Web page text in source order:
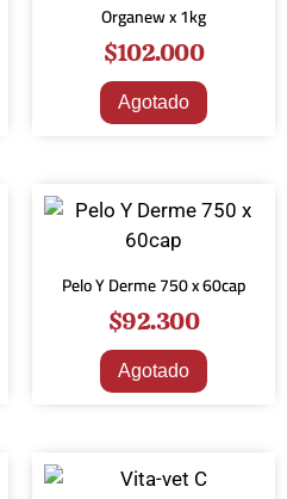
Organew x 1kg
$102.000
Agotado
Pelo Y Derme 750 x 60cap
$92.300
Agotado